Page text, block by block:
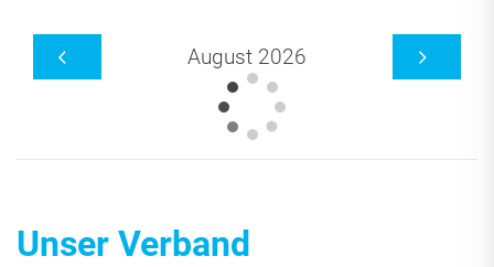
August 2026
Unser Verband